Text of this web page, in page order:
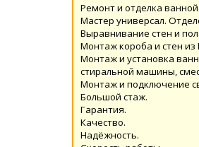
Ремонт и отделка
Мастер универсал.
Выравнивание стен и
Монтаж короба и стен из
Монтаж и установка
стиральной машины,
Монтаж и подключение
Большой стаж.
Гарантия.
Качество.
Надёжность.